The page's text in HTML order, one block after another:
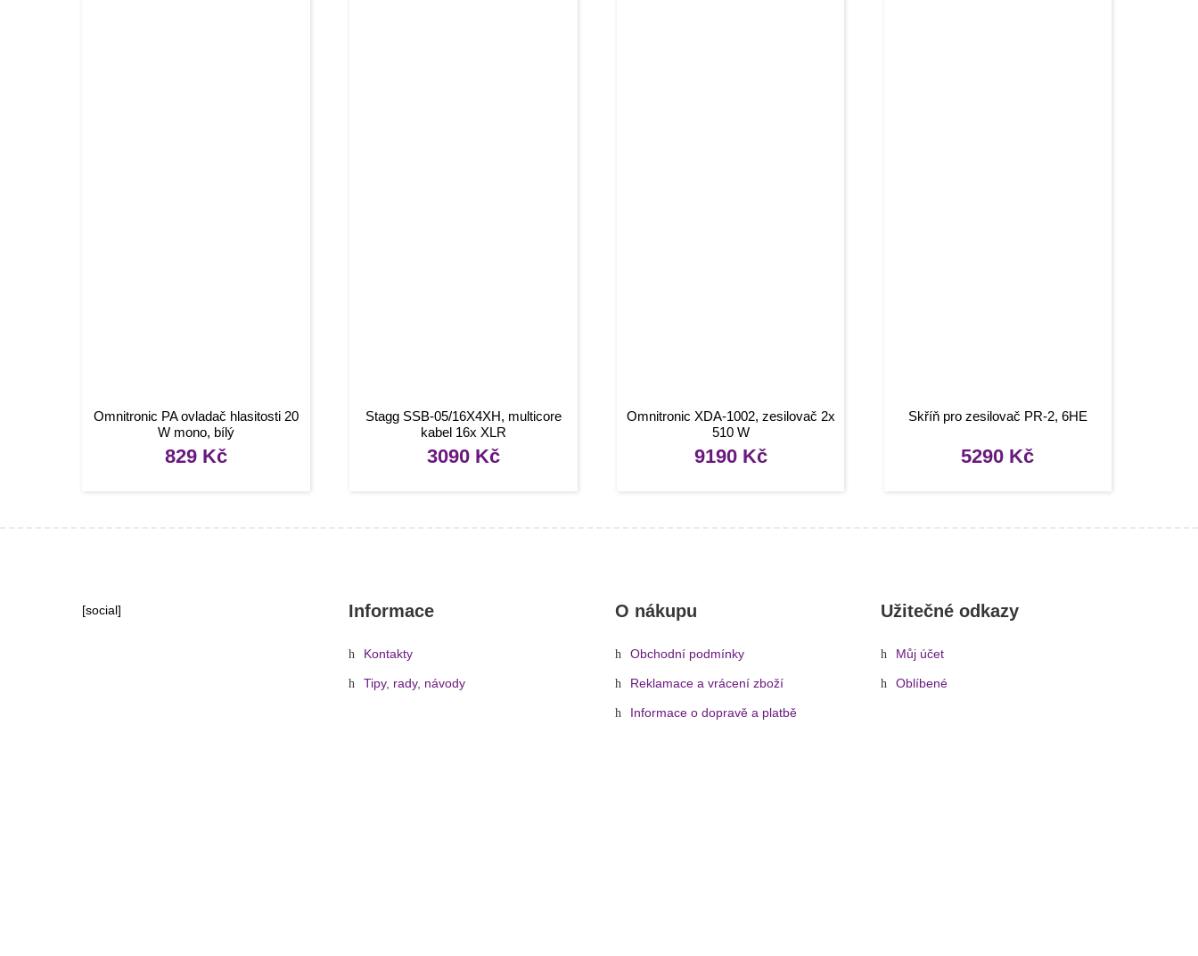
Omnitronic PA ovladač hlasitosti 20
W mono, bílý
829 Kč
Stagg SSB-05/16X4XH, multicore
kabel 16x XLR
3090 Kč
Omnitronic XDA-1002, zesilovač 2x
510 W
9190 Kč
Skříň pro zesilovač PR-2, 6HE
5290 Kč
[social] Informace
Kontakty
Tipy, rady, návody
O nákupu
Obchodní podmínky
Reklamace a vrácení zboží
Informace o dopravě a platbě
Užitečné odkazy
Můj účet
Oblíbené